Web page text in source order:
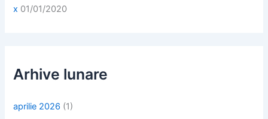
x 01/01/2020
Arhive lunare
aprilie 2026 (1)